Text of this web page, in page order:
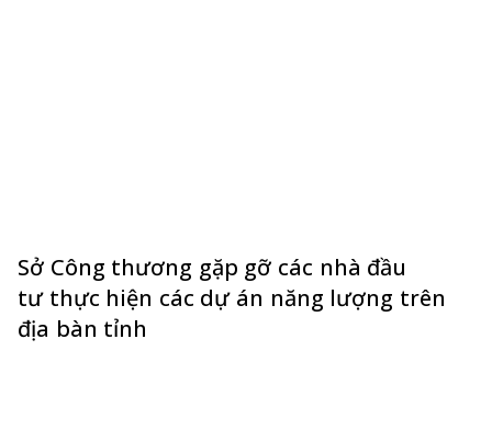
Sở Công thương gặp gỡ các nhà đầu
tư thực hiện các dự án năng lượng trên
địa bàn tỉnh